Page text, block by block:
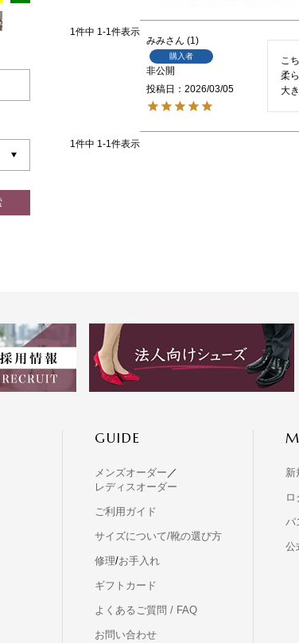
1件中 1-1件表示
みみ 1
購入者
非公開
投稿日
2026/03/05
こ
柔
1件中 1-1件表示
GUIDE
メンズオーダー ／
レディスオーダー
ご利用ガイド
サイズについて/靴の選び方
修理/お手入れ
ギフトカード
よくあるご質問 / FAQ
お問い合わせ
新
ロ
パ
公